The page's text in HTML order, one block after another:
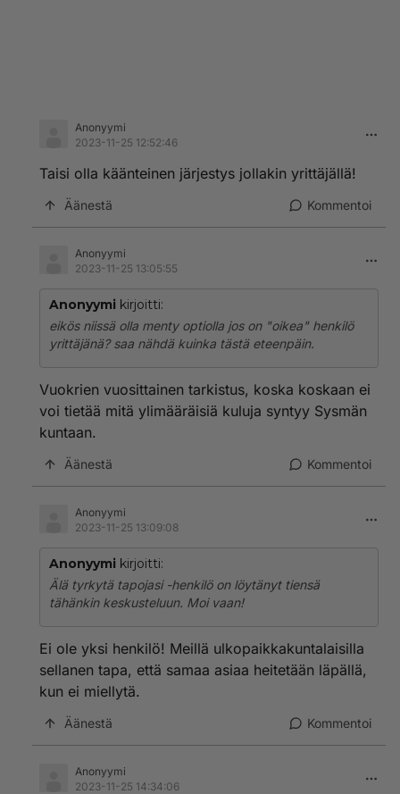
Anonyymi
2023-11-25 12:52:46
Taisi olla käänteinen järjestys jollakin yrittäjällä!
Äänestä Kommentoi
Anonyymi
2023-11-25 13:05:55
Anonyymi kirjoitti:
eikös niissä olla menty optiolla jos on "oikea" henkilö
yrittäjänä? saa nähdä kuinka tästä eteenpäin.
Vuokrien vuosittainen tarkistus, koska koskaan ei
voi tietää mitä ylimääräisiä kuluja syntyy Sysmän
kuntaan.
Äänestä Kommentoi
Anonyymi
2023-11-25 13:09:08
Anonyymi kirjoitti:
Älä tyrkytä tapojasi -henkilö on löytänyt tiensä
tähänkin keskusteluun. Moi vaan!
Ei ole yksi henkilö! Meillä ulkopaikkakuntalaisilla
sellanen tapa, että samaa asiaa heitetään läpällä,
kun ei miellytä.
Äänestä Kommentoi
Anonyymi
2023-11-25 14:34:06